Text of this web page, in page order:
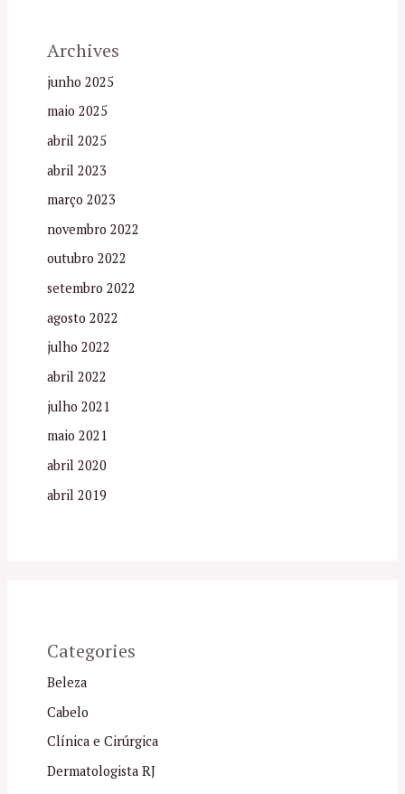
Archives
junho 2025
maio 2025
abril 2025
abril 2023
março 2023
novembro 2022
outubro 2022
setembro 2022
agosto 2022
julho 2022
abril 2022
julho 2021
maio 2021
abril 2020
abril 2019
Categories
Beleza
Cabelo
Clínica e Cirúrgica
Dermatologista RJ